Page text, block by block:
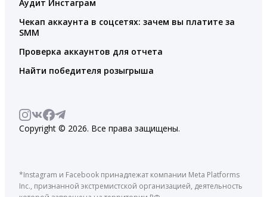
Аудит Инстаграм
Чекап аккаунта в соцсетях: зачем вы платите за
SMM
Проверка аккаунтов для отчета
Найти победителя розыгрыша
Copyright © 2026. Все права защищены.
*Instagram и Facebook принадлежат компании Meta Platforms
Inc., признанной экстремистской организацией, деятельность